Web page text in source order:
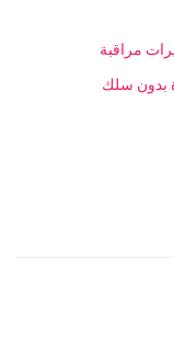
مراقبة
بدون سلك